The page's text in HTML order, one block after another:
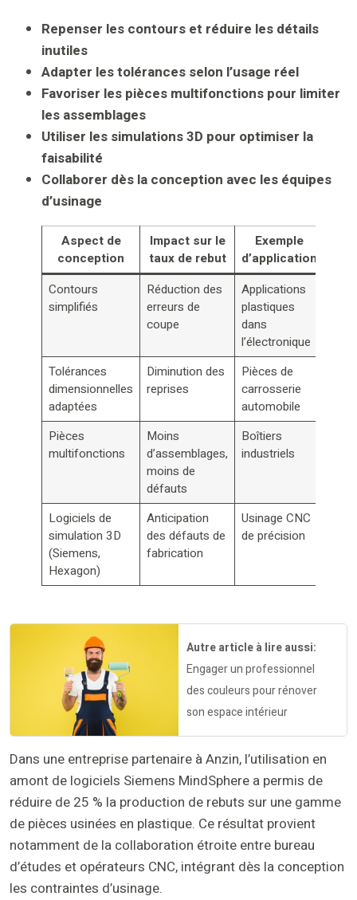
Repenser les contours et réduire les détails
inutiles
Adapter les tolérances selon l’usage réel
Favoriser les pièces multifonctions pour limiter
les assemblages
Utiliser les simulations 3D pour optimiser la
faisabilité
Collaborer dès la conception avec les équipes
d’usinage
Aspect de
conception
Impact sur le
taux de rebut
Exemple
d’application
Contours
simplifiés
Réduction des
erreurs de
coupe
Applications
plastiques
dans
l’électronique
Tolérances
dimensionnelles
adaptées
Diminution des
reprises
Pièces de
carrosserie
automobile
Pièces
multifonctions
Moins
d’assemblages,
moins de
défauts
Boîtiers
industriels
Logiciels de
simulation 3D
(Siemens,
Hexagon)
Anticipation
des défauts de
fabrication
Usinage CNC
de précision
Autre article à lire aussi:
Engager un professionnel
des couleurs pour rénover
son espace intérieur
Dans une entreprise partenaire à Anzin, l’utilisation en
amont de logiciels Siemens MindSphere a permis de
réduire de 25 % la production de rebuts sur une gamme
de pièces usinées en plastique. Ce résultat provient
notamment de la collaboration étroite entre bureau
d’études et opérateurs CNC, intégrant dès la conception
les contraintes d’usinage.